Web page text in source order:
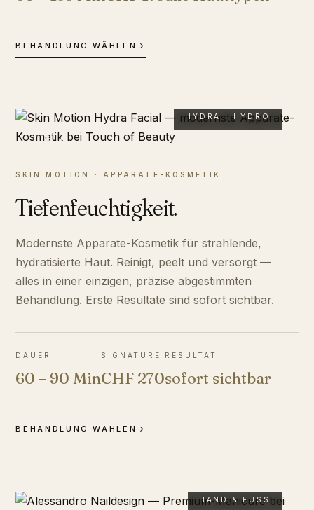
BEHANDLUNG WÄHLEN →
02
HYDRA · HYDRO
SKIN MOTION · APPARATE-KOSMETIK
Tiefenfeuchtigkeit.
Modernste Apparate-Kosmetik für strahlende,
hydratisierte Haut. Reinigt, peelt und versorgt —
alles in einer einzigen, präzise abgestimmten
Behandlung. Erste Resultate sind sofort sichtbar.
DAUER
60 – 90 Min
SIGNATURE
CHF 270
RESULTAT
sofort sichtbar
BEHANDLUNG WÄHLEN →
HAND & FUSS